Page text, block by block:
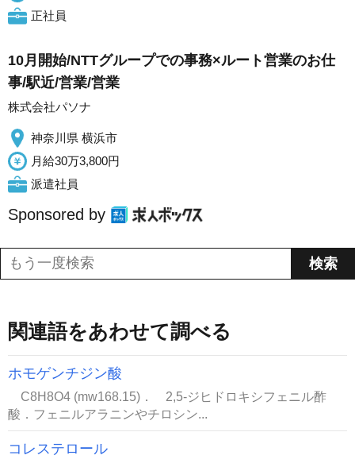
正社員
10月開始/NTTグループでの事務×ルート営業のお仕
事/駅近/営業/営業
株式会社パソナ
神奈川県 横浜市
月給30万3,800円
派遣社員
Sponsored by
関連語をあわせて調べる
ホモゲンチジン酸
C8H8O4 (mw168.15)． 2,5-ジヒドロキシフェニル酢
酸．フェニルアラニンやチロシン...
コレステロール